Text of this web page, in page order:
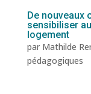
De nouveaux
sensibiliser
logement
par Mathilde
pédagogiques